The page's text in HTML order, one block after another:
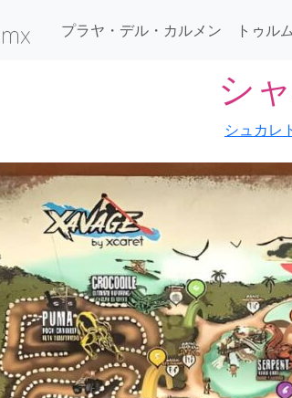
プラヤ・デル・カルメン トゥル
シ
シュカレ